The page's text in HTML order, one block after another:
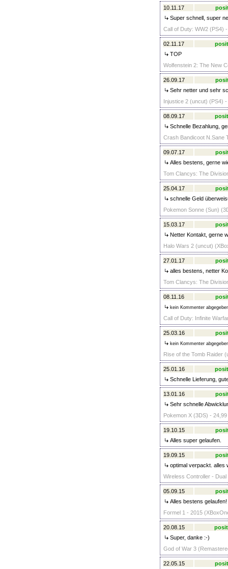
10.11.17
Super schnell, super
Call of Duty: WW2 (PS4)
02.11.17
TOP
Wolfenstein 2: The New
26.09.17
Sehr netter und sehr
Injustice 2 (uncut) (PS4) -
08.09.17
Schnelle Bezahlung,
Crash Bandicoot N.Sane
09.07.17
Alles bestens, gerne
Tom Clancys: The
25.04.17
schnelle Geld
Pokemon Sonne (Sun)
15.03.17
Netter Kontakt, gerne
Halo Wars 2 (uncut)
27.01.17
alles bestens, netter
Tom Clancys: The
08.11.16
kein Kommenter
Call of Duty: Infinite
25.03.16
kein Kommenter
Rise of the Tomb Raider
25.01.16
Schnelle Lieferung,
13.01.16
Sehr schnelle
Pokemon X (3DS) - 24,99
19.10.15
Alles super gelaufen.
19.09.15
optimal verpackt. alles
Wireless Controller -
05.09.15
Alles bestens gelaufen!
Formel 1 - 2015
20.08.15
Super, danke :-)
God of War 3
22.05.15